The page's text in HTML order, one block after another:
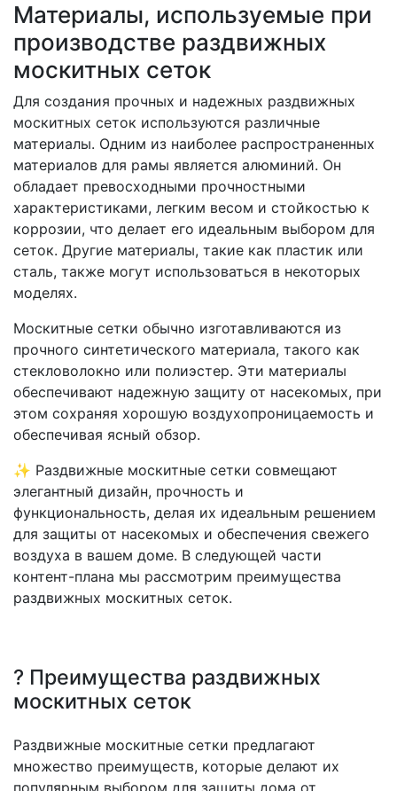
Материалы, используемые при
производстве раздвижных
москитных сеток
Для создания прочных и надежных раздвижных
москитных сеток используются различные
материалы. Одним из наиболее распространенных
материалов для рамы является алюминий. Он
обладает превосходными прочностными
характеристиками, легким весом и стойкостью к
коррозии, что делает его идеальным выбором для
сеток. Другие материалы, такие как пластик или
сталь, также могут использоваться в некоторых
моделях.
Москитные сетки обычно изготавливаются из
прочного синтетического материала, такого как
стекловолокно или полиэстер. Эти материалы
обеспечивают надежную защиту от насекомых, при
этом сохраняя хорошую воздухопроницаемость и
обеспечивая ясный обзор.
✨ Раздвижные москитные сетки совмещают
элегантный дизайн, прочность и
функциональность, делая их идеальным решением
для защиты от насекомых и обеспечения свежего
воздуха в вашем доме. В следующей части
контент-плана мы рассмотрим преимущества
раздвижных москитных сеток.
? Преимущества раздвижных
москитных сеток
Раздвижные москитные сетки предлагают
множество преимуществ, которые делают их
популярным выбором для защиты дома от